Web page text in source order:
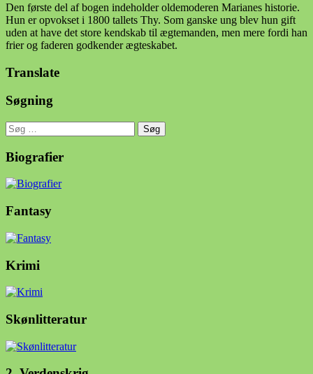
Den første del af bogen indeholder oldemoderen Marianes historie.
Hun er opvokset i 1800 tallets Thy. Som ganske ung blev hun gift
uden at have det store kendskab til ægtemanden, men mere fordi han
frier og faderen godkender ægteskabet.
Translate
Søgning
Søg
efter:
Biografier
Fantasy
Krimi
Skønlitteratur